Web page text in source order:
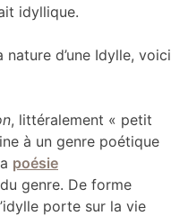
idyllique.
d’une Idylle, voici
, littéralement « petit
à un genre poétique
poésie
genre. De forme
porte sur la vie